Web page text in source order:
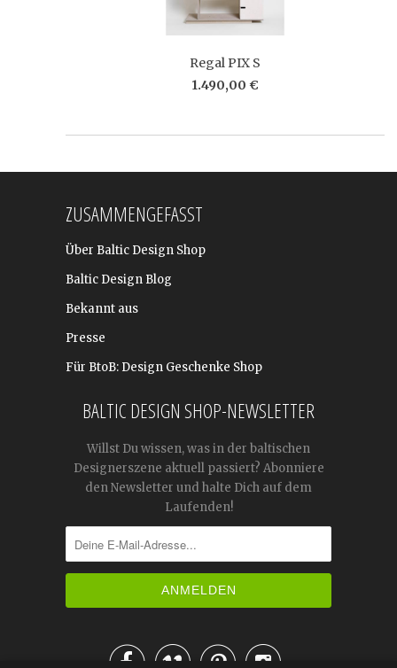
Regal PIX S
1.490,00 €
ZUSAMMENGEFASST
Über Baltic Design Shop
Baltic Design Blog
Bekannt aus
Presse
Für BtoB: Design Geschenke Shop
BALTIC DESIGN SHOP-NEWSLETTER
Willst Du wissen, was in der baltischen
Designerszene aktuell passiert? Abonniere
den Newsletter und halte Dich auf dem
Laufenden!